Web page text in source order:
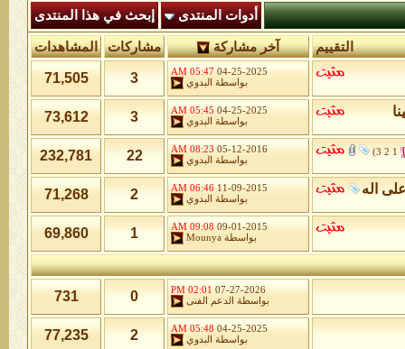
أدوات المنتدى إبحث في هذا المنتدى
التقييم آخر مشاركة مشاركات المشاهدات
04-25-2025
05:47 AM
بواسطة
البدوي 3
71,505
04-25-2025
05:45 AM
بواسطة
البدوي 3
73,612
1
2
3
)
05-12-2016
08:23 AM
بواسطة
البدوي 22
232,781
اله 11-09-2015
06:46 AM
بواسطة
البدوي 2
71,268
09-01-2015
09:08 AM
بواسطة Mounya
1
69,860
07-27-2026
02:01 PM
بواسطة
الدعم الفنى 0
731
04-25-2025
05:48 AM
بواسطة
البدوي 2
77,235